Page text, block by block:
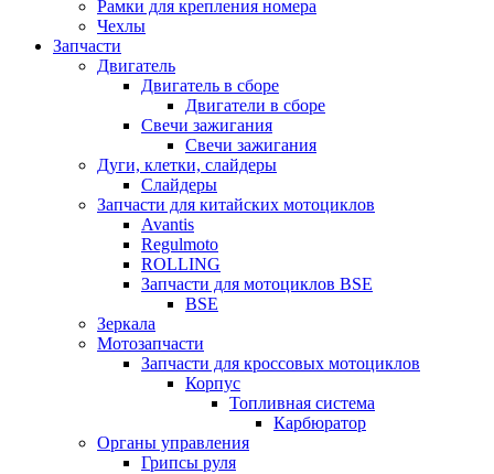
Рамки для крепления номера
Чехлы
Запчасти
Двигатель
Двигатель в сборе
Двигатели в сборе
Свечи зажигания
Свечи зажигания
Дуги, клетки, слайдеры
Слайдеры
Запчасти для китайских мотоциклов
Avantis
Regulmoto
ROLLING
Запчасти для мотоциклов BSE
BSE
Зеркала
Мотозапчасти
Запчасти для кроссовых мотоциклов
Корпус
Топливная система
Карбюратор
Органы управления
Грипсы руля